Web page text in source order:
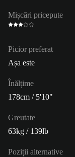
Mișcări pricepute
Picior preferat
Așa este
Înălțime
178cm / 5'10"
Greutate
63kg / 139lb
Poziții alternative